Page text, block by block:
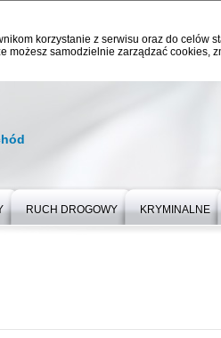
korzystanie z serwisu oraz do celów
możesz samodzielnie zarządzać
RUCH DROGOWY KRYMINALNE